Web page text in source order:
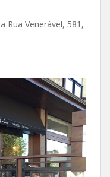
Rua Venerável, 581,